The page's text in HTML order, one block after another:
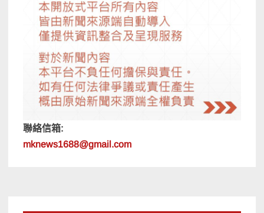
聯絡信箱:
mknews1688@gmail.com